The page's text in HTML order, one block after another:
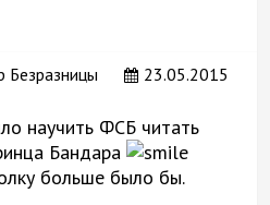
Безразницы
23.05.2015
научить ФСБ читать
Бандара
больше было бы.